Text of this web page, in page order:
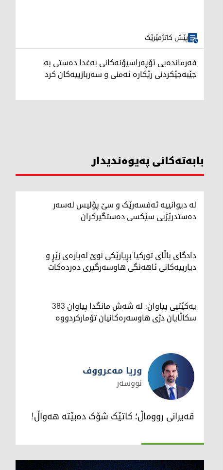
پێش کاتژمێرێک
فەرماندەیی ئۆپەراسیۆنەکانی بەغدا دەستی بە
جێبەجێکردنی رێکارە ئەمنی و سەربازییەکان کرد
بابەتەکانی پەیوەندیدار
لە دیوانییە ئەفسەرێک و سێ پۆلیس لەسەر
دەستدرێژیی سێکسی دەستگیرکران
دادگای باڵای تورکیا بڕیارێکی نوێ لەبارەی زێڕ و
دیارییەکانی ئاهەنگی هاوسەرگیری دەردەکات
یەکێتیی پیاوان: لە شەش مانگدا پیاوان 383
سکاڵایان دژی هاوسەرەکانیان تۆمارکردووە
وریا مەعرووف
وریا مەعرووف
نووسەر
قەیرانی رووماڵ؛ کاتێک شۆک دەبێتە هەواڵ!